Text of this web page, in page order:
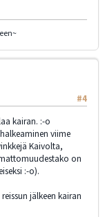
#4
kairan. :-o
viime
Kaivolta,
on
:-o).
jälkeen kairan